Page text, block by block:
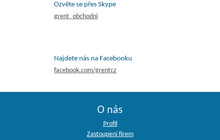
Ozvěte se přes Skype
grent_obchodni
Najdete nás na Facebooku
facebook.com/grentcz
O nás
Profil
Zastoupení firem